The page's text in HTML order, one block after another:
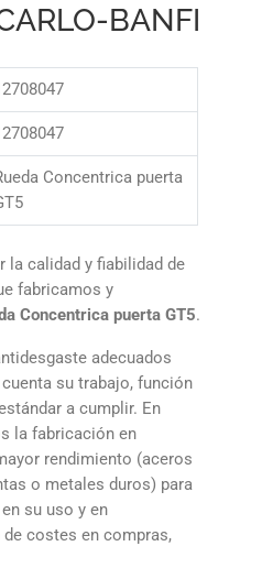
BANFI
Concentrica puerta
la calidad y fiabilidad de
fabricamos y
Concentrica puerta GT5.
adecuados
su trabajo, función
a cumplir. En
la fabricación en
rendimiento (aceros
o metales duros) para
su uso y en
costes en compras,